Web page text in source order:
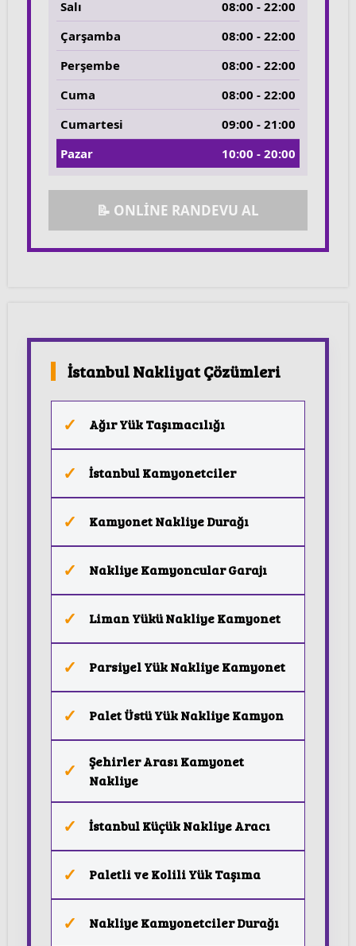
Salı
08:00 - 22:00
Çarşamba
08:00 - 22:00
Perşembe
08:00 - 22:00
Cuma
08:00 - 22:00
Cumartesi
09:00 - 21:00
Pazar
10:00 - 20:00
📝 ONLİNE RANDEVU AL
İstanbul Nakliyat Çözümleri
Ağır Yük Taşımacılığı
İstanbul Kamyonetciler
Kamyonet Nakliye Durağı
Nakliye Kamyoncular Garajı
Liman Yükü Nakliye Kamyonet
Parsiyel Yük Nakliye Kamyonet
Palet Üstü Yük Nakliye Kamyon
Şehirler Arası Kamyonet
Nakliye
İstanbul Küçük Nakliye Aracı
Paletli ve Kolili Yük Taşıma
Nakliye Kamyonetciler Durağı